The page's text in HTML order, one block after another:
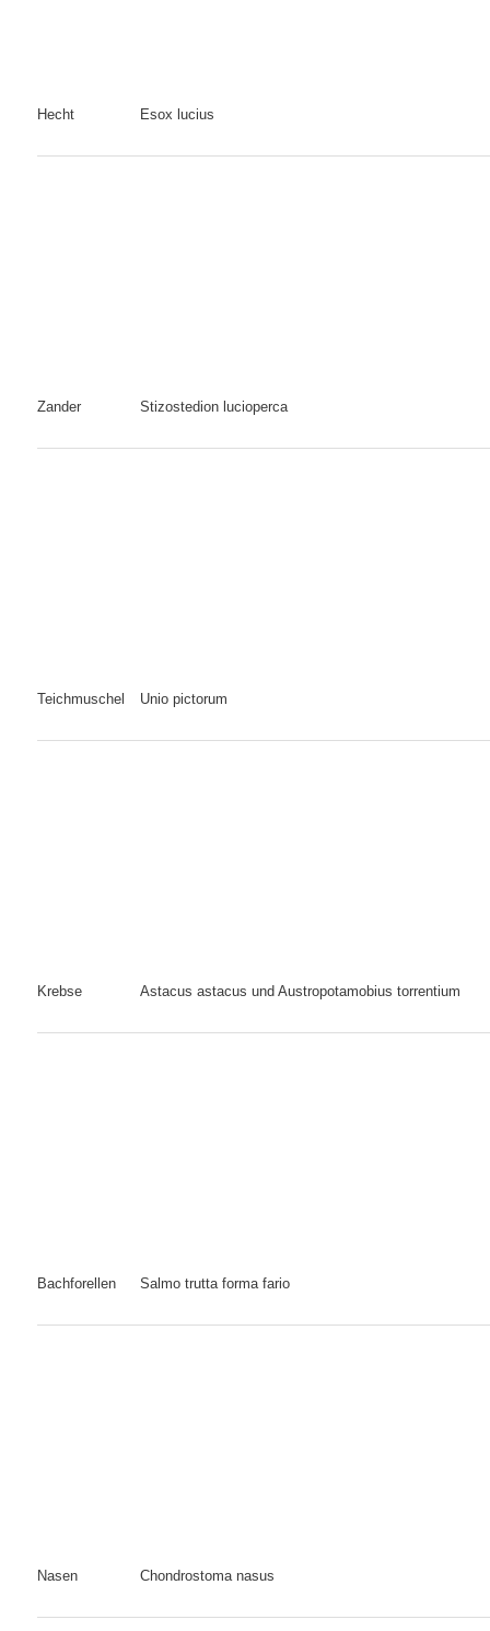
Hecht Esox lucius
Zander Stizostedion lucioperca
Teichmuschel Unio pictorum
Krebse Astacus astacus und Austropotamobius torrentium
Bachforellen Salmo trutta forma fario
Nasen Chondrostoma nasus